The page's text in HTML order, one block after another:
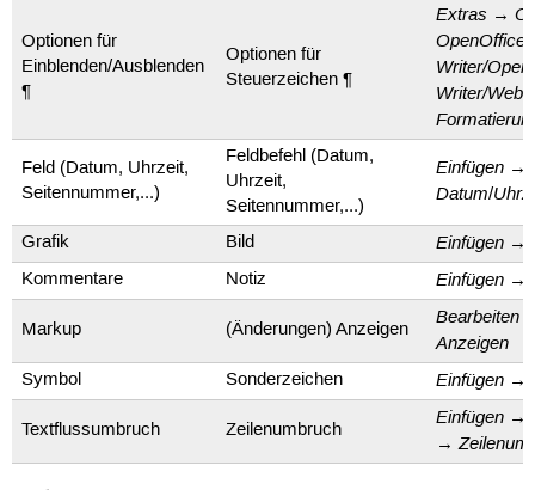
Optionen für
Einblenden/Ausblenden
¶
Optionen für
Steuerzeichen ¶
Extras →
Writer/
Writer/Web
Feld (Datum, Uhrzeit,
Seitennummer,...)
Feldbefehl (Datum,
Uhrzeit,
Seitennummer,...)
Einfügen →
Datum/
Grafik Bild Einfügen →
Kommentare Notiz Einfügen →
Markup (Änderungen) Anzeigen
Bearbeiten
Anzeigen
Symbol Sonderzeichen Einfügen →
Textflussumbruch Zeilenumbruch
Einfügen →
→